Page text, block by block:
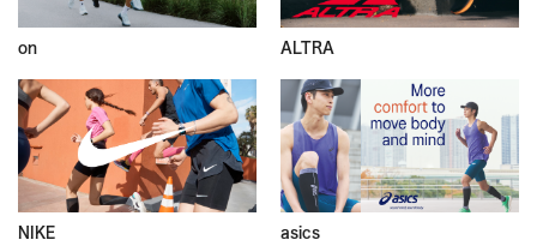
on ALTRA
NIKE asics